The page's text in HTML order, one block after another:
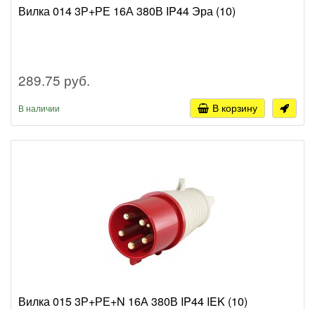
Вилка 014 3Р+РЕ 16А 380В IP44 Эра (10)
289.75 руб.
В наличии В корзину
Вилка 015 3Р+РЕ+N 16А 380В IP44 IEK (10)